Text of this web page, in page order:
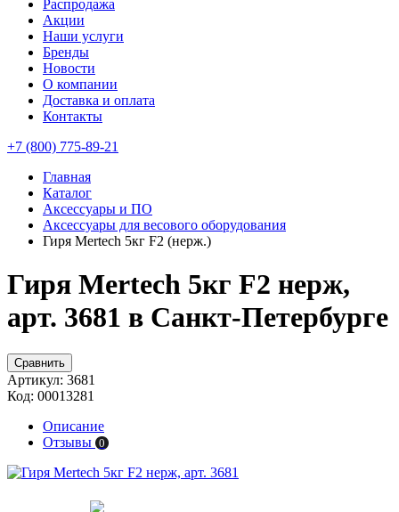
Распродажа
Акции
Наши услуги
Бренды
Новости
О компании
Доставка и оплата
Контакты
+7 (800) 775-89-21
Главная
Каталог
Аксессуары и ПО
Аксессуары для весового оборудования
Гиря Mertech 5кг F2 (нерж.)
Гиря Mertech 5кг F2 нерж,
арт. 3681 в Санкт-Петербурге
Сравнить
Артикул: 3681
Код: 00013281
Описание
Отзывы 0